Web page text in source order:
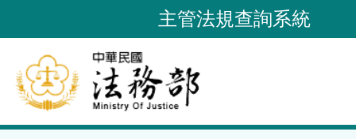
到
要
內
容
主管法規查詢系統